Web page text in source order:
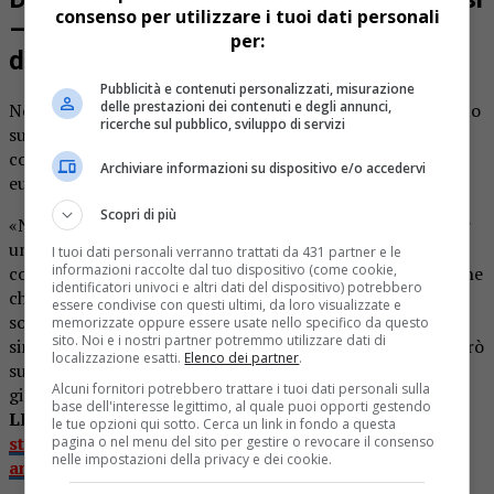
– e responsabilità – notevolmente
diversi
Negli ultimi tempi della sua legislatura Corradino era finito
suo malgrado nel tritacarne della politica per l’elevato
compenso da amministratore pubblico, circa cinquemila
euro mensili.
«Non ne potevo più perché ero bersagliato da critiche per
una posizione economica di cui non aveva alcuna “colpa”
come se fossi l’unico in tutta Italia. Come ben sapeva anche
chi mi accusava i compensi degli amministratori erano, e
sono ancora, regolati dalla legge nazionale. Non è stato il
sindaco Claudio Corradino ad aumentarsi il compenso, però
su questa storia è stato detto e scritto anche da voi
giornalisti di tutto e di più».
LEGGI ANCHE:Il saluto di Corradino alla città: “Sono
stati cinque anni intensi, con tanti momenti belli, ma
anche giorni difficili
consenso per utilizzare i tuoi dati personali
per:
Pubblicità e contenuti personalizzati, misurazione
delle prestazioni dei contenuti e degli annunci,
ricerche sul pubblico, sviluppo di servizi
Archiviare informazioni su dispositivo e/o accedervi
Scopri di più
I tuoi dati personali verranno trattati da 431 partner e le
informazioni raccolte dal tuo dispositivo (come cookie,
identificatori univoci e altri dati del dispositivo) potrebbero
essere condivise con questi ultimi, da loro visualizzate e
memorizzate oppure essere usate nello specifico da questo
sito. Noi e i nostri partner potremmo utilizzare dati di
localizzazione esatti. Elenco dei partner.
Alcuni fornitori potrebbero trattare i tuoi dati personali sulla
base dell'interesse legittimo, al quale puoi opporti gestendo
le tue opzioni qui sotto. Cerca un link in fondo a questa
pagina o nel menu del sito per gestire o revocare il consenso
nelle impostazioni della privacy e dei cookie.